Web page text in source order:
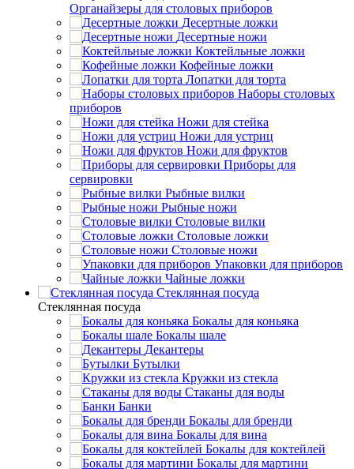
Органайзеры для столовых приборов
Десертные ложки
Десертные ножи
Коктейльные ложки
Кофейные ложки
Лопатки для торта
Наборы столовых
приборов
Ножи для стейка
Ножи для устриц
Ножи для фруктов
Приборы для
сервировки
Рыбные вилки
Рыбные ножи
Столовые вилки
Столовые ложки
Столовые ножи
Упаковки для приборов
Чайные ложки
Стеклянная посуда
Стеклянная посуда
Бокалы для коньяка
Бокалы шале
Декантеры
Бутылки
Кружки из стекла
Стаканы для воды
Банки
Бокалы для бренди
Бокалы для вина
Бокалы для коктейлей
Бокалы для мартини